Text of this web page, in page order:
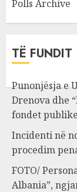
Polls Archive
TË FUNDIT
Punonjësja e
Drenova dhe
fondet
Incidenti në
procedim
FOTO/
Albania”,